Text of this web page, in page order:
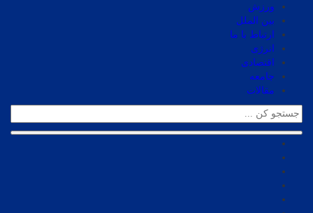
ورزش
بین الملل
ارتباط با ما
انرژی
اقتصادی
جامعه
مقالات